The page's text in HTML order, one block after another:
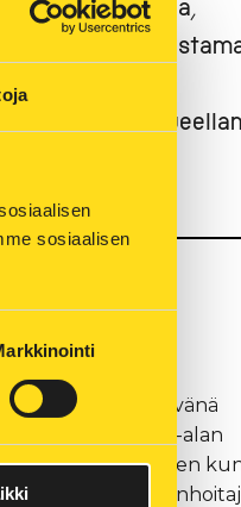
sosiaalisen
työnantaja,
Kaupungin
ylpeitä
ylläpidon
työllistävänä
noin 130 energia-alan
tuottoja muiden